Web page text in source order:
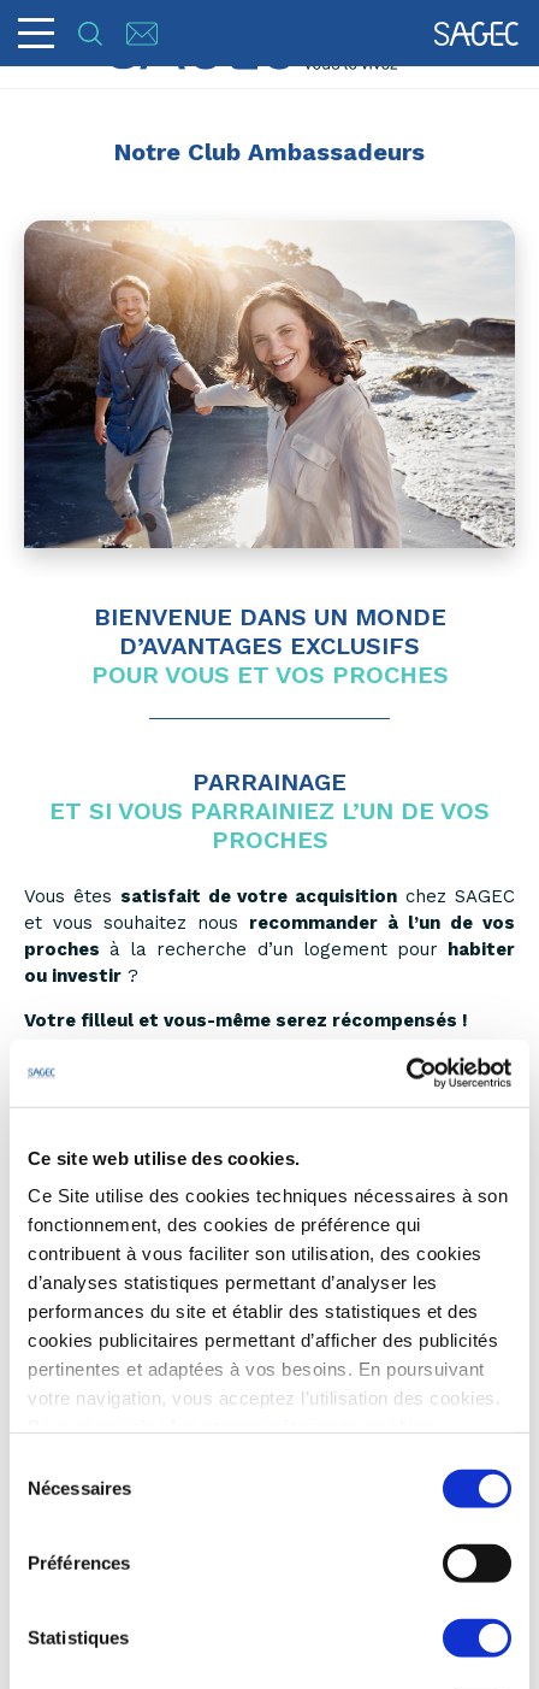
Ce site web utilise des cookies.
Ce Site utilise des cookies techniques nécessaires à son
fonctionnement, des cookies de préférence qui
contribuent à vous faciliter son utilisation, des cookies
d’analyses statistiques permettant d’analyser les
performances du site et établir des statistiques et des
cookies publicitaires permettant d’afficher des publicités
pertinentes et adaptées à vos besoins. En poursuivant
votre navigation, vous acceptez l’utilisation des cookies.
Nécessaires
Préférences
Statistiques
Notre Club Ambassadeurs
BIENVENUE DANS UN MONDE
D’AVANTAGES EXCLUSIFS
POUR VOUS ET VOS PROCHES
PARRAINAGE
ET SI VOUS PARRAINIEZ L’UN DE VOS
PROCHES
Vous êtes satisfait de votre acquisition chez SAGEC
et vous souhaitez nous recommander à l’un de vos
proches à la recherche d’un logement pour
habiter
ou investir ?
Votre filleul et vous-même serez récompensés !
Quels sont vos avantages ?
POUR VOTRE FILLEUL
Il bénéficie immédiatement d’une
sur son logement.
500 €pour un studio
1 000 €pour un 2 pièces
1 500 €pour un 3 pièces